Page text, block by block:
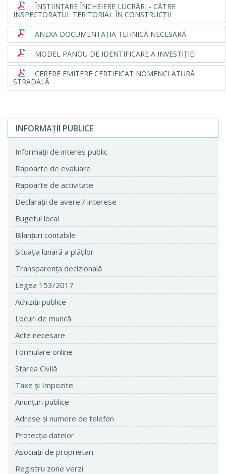
ÎNŞTIINŢARE ÎNCHEIERE LUCRĂRI - CĂTRE
INSPECTORATUL TERITORIAL ÎN CONSTRUCŢII
ANEXA DOCUMENTAŢIA TEHNICĂ NECESARĂ
MODEL PANOU DE IDENTIFICARE A INVESTIŢIEI
CERERE EMITERE CERTIFICAT NOMENCLATURĂ
STRADALĂ
INFORMAŢII PUBLICE
Informaţii de interes public
Rapoarte de evaluare
Rapoarte de activitate
Declaraţii de avere / interese
Bugetul local
Bilanţuri contabile
Situaţia lunară a plăţilor
Transparenţa decizională
Legea 153/2017
Achiziţii publice
Locuri de muncă
Acte necesare
Formulare online
Starea Civilă
Taxe şi Impozite
Anunţuri publice
Adrese şi numere de telefon
Protecţia datelor
Asociaţii de proprietari
Registru zone verzi